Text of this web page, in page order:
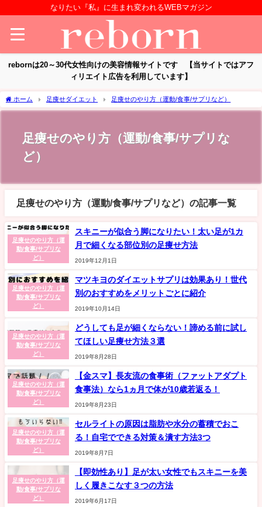
なりたい『私』に生まれ変われるWEBマガジン
rebornは20～30代女性向けの美容情報サイトです 【当サイトではアフ
ィリエイト広告を利用しています】
ホーム 足痩せダイエット 足痩せのやり方（運動/食事/サプリなど）
足痩せのやり方（運動/食事/サプリな
ど）
足痩せのやり方（運動/食事/サプリなど）の記事一覧
足痩せのやり方（運
動/食事/サプリな
ど）
スキニーが似合う脚になりたい！太い足が1カ
月で細くなる部位別の足痩せ方法
2019年12月1日
足痩せのやり方（運
動/食事/サプリな
ど）
マツキヨのダイエットサプリは効果あり！世代
別のおすすめをメリットごとに紹介
2019年10月14日
足痩せのやり方（運
動/食事/サプリな
ど）
どうしても足が細くならない！諦める前に試し
てほしい足痩せ方法３選
2019年8月28日
足痩せのやり方（運
動/食事/サプリな
ど）
【金スマ】長友流の食事術（ファットアダプト
食事法）なら1ヵ月で体が10歳若返る！
2019年8月23日
足痩せのやり方（運
動/食事/サプリな
ど）
セルライトの原因は脂肪や水分の蓄積でおこ
る！自宅でできる対策＆潰す方法3つ
2019年8月7日
足痩せのやり方（運
動/食事/サプリな
ど）
【即効性あり】足が太い女性でもスキニーを美
しく履きこなす３つの方法
2019年6月17日